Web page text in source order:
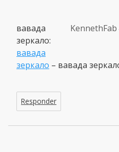
KennethFab
вавада
зеркало:
вавада
зеркало – вавада
Responder